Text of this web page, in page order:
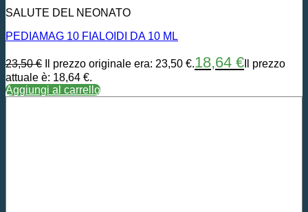
SALUTE DEL NEONATO
PEDIAMAG 10 FIALOIDI DA 10 ML
23,50€ Il prezzo originale era: 23,50 €.18,64 € Il prezzo
attuale è: 18,64 €.
Aggiungi al carrello